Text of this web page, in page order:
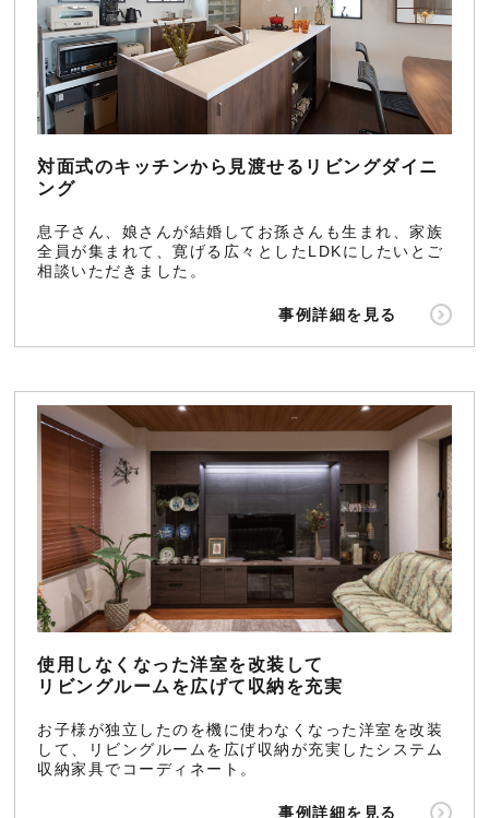
対面式のキッチンから見渡せるリビングダイニ
ング
息子さん、娘さんが結婚してお孫さんも生まれ、家族
全員が集まれて、寛げる広々としたLDKにしたいとご
相談いただきました。
事例詳細を見る
使用しなくなった洋室を改装して
リビングルームを広げて収納を充実
お子様が独立したのを機に使わなくなった洋室を改装
して、リビングルームを広げ収納が充実したシステム
収納家具でコーディネート。
事例詳細を見る